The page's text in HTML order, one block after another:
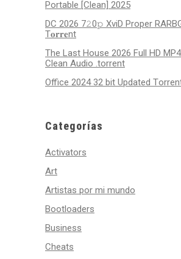
Portable [Clean] 2025
DC 2026 7𝟸0𝚙 XviD Proper
T𝐨𝐫𝐫𝐞nt
The Last House 2026 Full HD
Clean Audio .torrent
Office 2024 32 bit Updated
Categorías
Activators
Art
Artistas por mi mundo
Bootloaders
Business
Cheats